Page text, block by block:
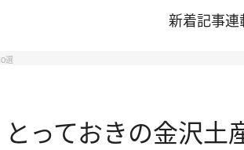
新着記事連
選
っておきの金沢土